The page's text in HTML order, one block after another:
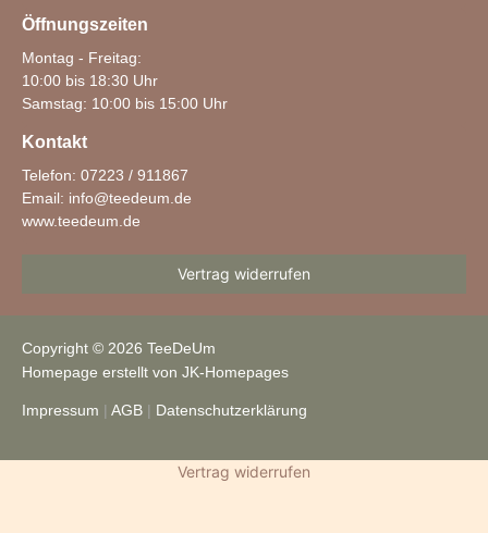
Öffnungszeiten
Montag - Freitag:
10:00 bis 18:30 Uhr
Samstag: 10:00 bis 15:00 Uhr
Kontakt
Telefon: 07223 / 911867
Email: info@teedeum.de
www.teedeum.de
Vertrag widerrufen
Copyright © 2026 TeeDeUm
Homepage erstellt von JK-Homepages
Impressum | AGB | Datenschutzerklärung
Vertrag widerrufen